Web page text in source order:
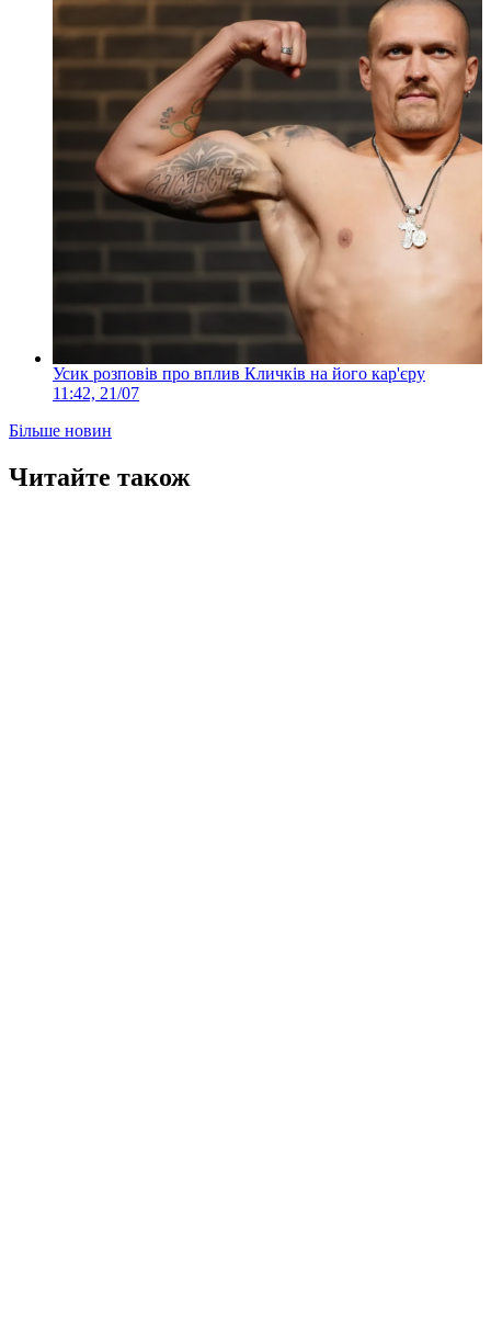
Усик розповів про вплив Кличків на його кар'єру
11:42, 21/07
Більше новин
Читайте також